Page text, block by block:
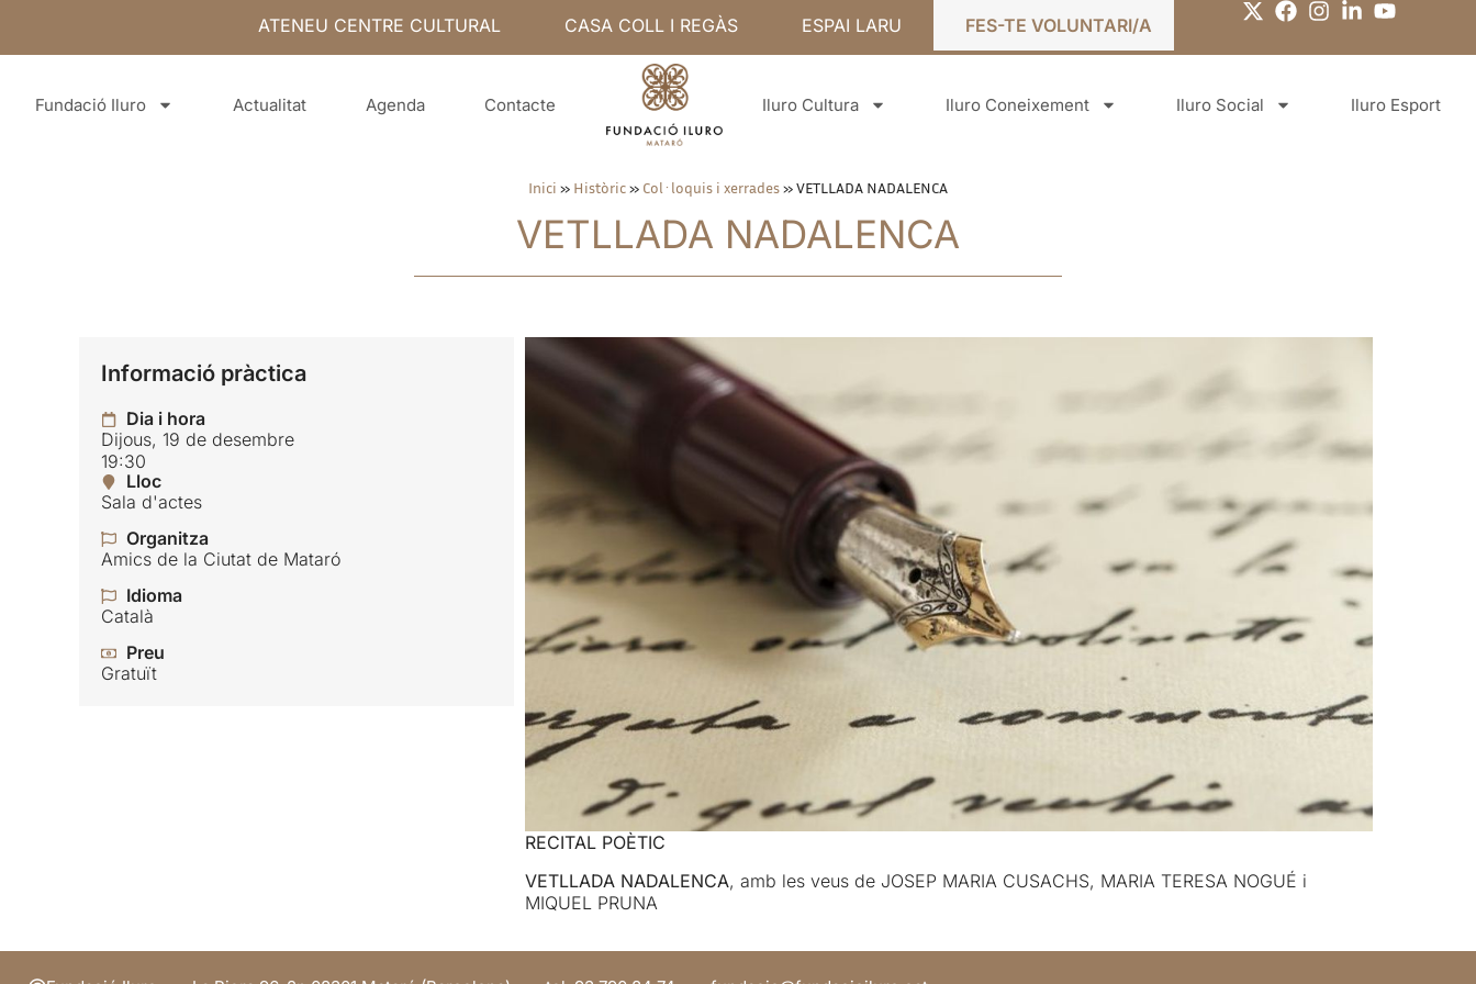
ATENEU CENTRE CULTURAL CASA COLL I REGÀS ESPAI LARU FES-TE VOLUNTARI/A
Fundació Iluro Actualitat Agenda Contacte Iluro Cultura Iluro Coneixement Iluro Social Iluro Esport
Inici » Històric» Col·loquis i xerrades»VETLLADA NADALENCA
VETLLADA NADALENCA
Informació pràctica
Dia i hora
Dijous, 19 de desembre
19:30
Lloc
Sala d'actes
Organitza
Amics de la Ciutat de Mataró
Idioma
Català
Preu
Gratuït
RECITAL POÈTIC
VETLLADA NADALENCA, amb les veus de JOSEP MARIA CUSACHS, MARIA TERESA NOGUÉ i
MIQUEL PRUNA